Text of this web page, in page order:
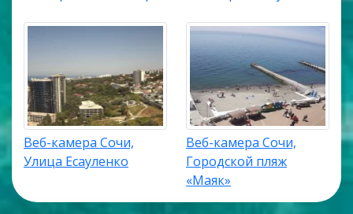
Веб-камера Сочи,
Улица Есауленко
Веб-камера Сочи,
Городской пляж
«Маяк»